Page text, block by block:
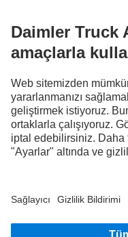
FOLLOW THE
Deneyimlerinizi şimdi